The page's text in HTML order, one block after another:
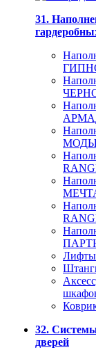
31.
МОДЫ/
Лифты
32.
дверей